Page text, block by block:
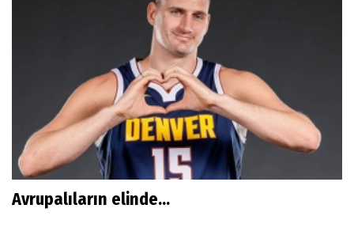
Avrupalıların elinde...